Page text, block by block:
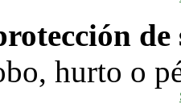
hurto o